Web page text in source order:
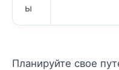
ы
Планируйте свое